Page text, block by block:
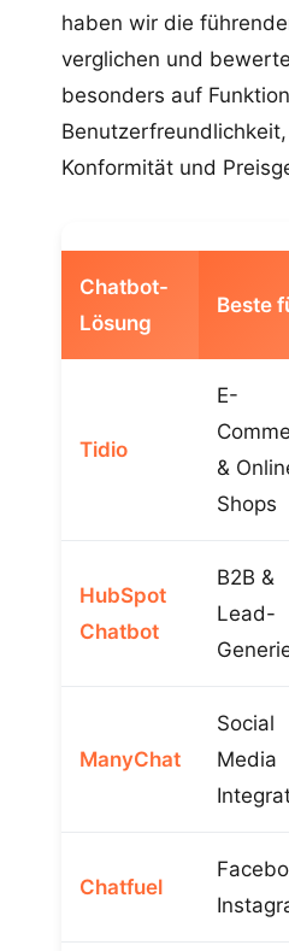
haben wir die
verglichen und
besonders auf
Benutzerfreundlichkeit,
Konformität und
Chatbot-
Lösung
Beste
Tidio
E-
&
Shops
HubSpot
Chatbot
B2B &
Lead-
ManyChat
Social
Media
Chatfuel